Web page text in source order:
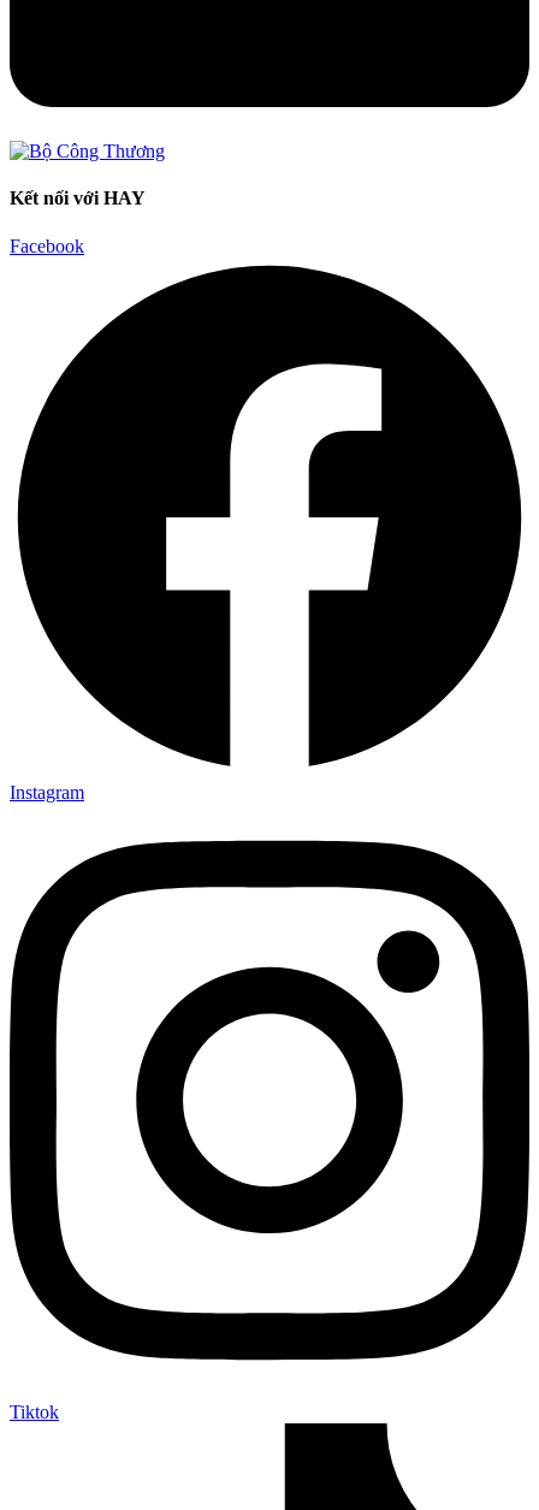
Kết nối với HAY
Facebook
Instagram
Tiktok